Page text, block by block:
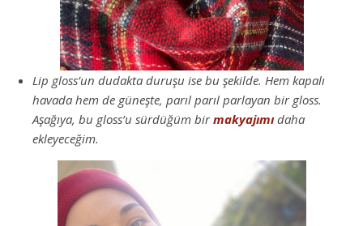
Lip gloss’un dudakta duruşu ise bu şekilde. Hem kapalı
havada hem de güneşte, parıl parıl parlayan bir gloss.
Aşağıya, bu gloss’u sürdüğüm birmakyajımıdaha
ekleyeceğim.